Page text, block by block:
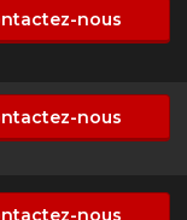
nous
nous
nous